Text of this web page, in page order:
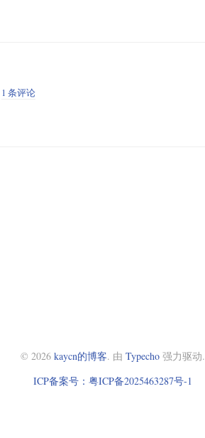
1 条评论
© 2026 kaycn的博客. 由 Typecho 强力驱动.
ICP备案号：粤ICP备2025463287号-1